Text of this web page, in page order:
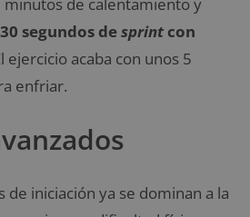
segundos desprint con
ejercicio acaba con unos 5
enfriar.
de iniciación ya se dominan a la